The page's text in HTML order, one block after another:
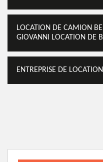
LOCATION DE CAMION
GIOVANNI LOCATION DE
ENTREPRISE DE